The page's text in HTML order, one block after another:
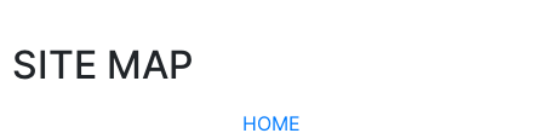
SITE MAP
HOME